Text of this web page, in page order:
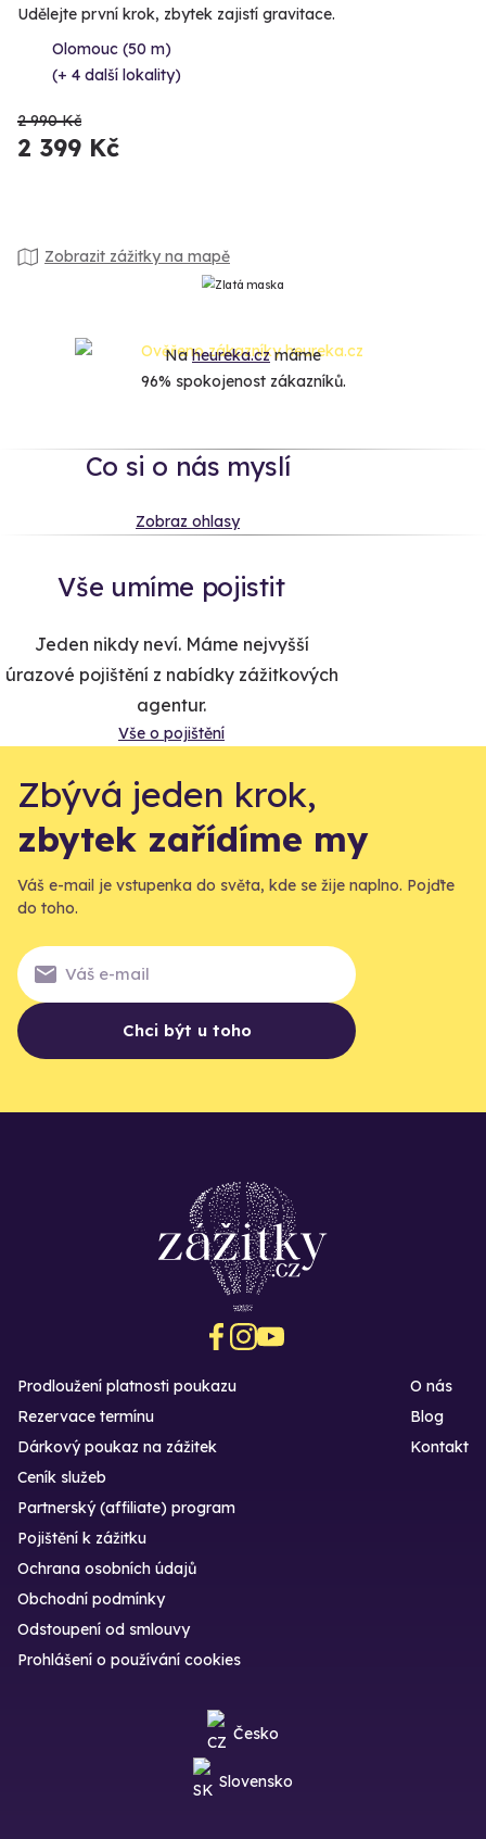
Udělejte první krok, zbytek zajistí gravitace.
Olomouc (50 m)
(+ 4 další lokality)
2 990 Kč
2 399 Kč
Zobrazit zážitky na mapě
Naheureka.czmáme
96% spokojenost zákazníků.
Co si o nás myslí
Zobraz ohlasy
Vše umíme pojistit
Jeden nikdy neví. Máme nejvyšší
úrazové pojištění z nabídky zážitkových
agentur.
Vše o pojištění
Zbývá jeden krok,
zbytek zařídíme my
Váš e-mail je vstupenka do světa, kde se žije naplno. Pojďte
do toho.
Chci být u toho
Prodloužení platnosti poukazu
Rezervace termínu
Dárkový poukaz na zážitek
O nás
Blog
Kontakt
Ceník služeb
Partnerský (affiliate) program
Pojištění k zážitku
Ochrana osobních údajů
Obchodní podmínky
Odstoupení od smlouvy
Prohlášení o používání cookies
Česko
Slovensko